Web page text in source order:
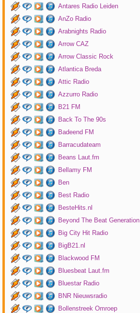
Antares Radio Leiden
AnZo Radio
Arabnights Radio
Arrow CAZ
Arrow Classic Rock
Atlantica Breda
Attic Radio
Azzurro Radio
B21 FM
Back To The 90s
Badeend FM
Barracudateam
Beans Laut.fm
Bellamy FM
Ben
Best Radio
BesteHits.nl
Beyond The Beat Generation
Big City Hit Radio
BigB21.nl
Blackwood FM
Bluesbeat Laut.fm
Bluestar Radio
BNR Nieuwsradio
Bollenstreek Omroep